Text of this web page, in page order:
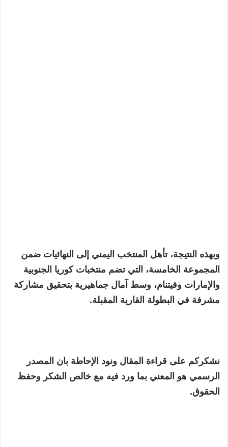
وبهذه النتيجة، تأهل المنتخب اليمني إلى النهائيات ضمن
المجموعة الخامسة، التي تضم منتخبات كوريا الجنوبية
والإمارات وفيتنام، وسط آمال جماهيرية بتحقيق مشاركة
مشرفة في البطولة القارية المقبلة.
نشكركم على قراءة المقال ونود الإحاطة بان المصدر
الرسمي هو المعني بما ورد فيه مع خالص الشكر وحفظ
الحقوق.